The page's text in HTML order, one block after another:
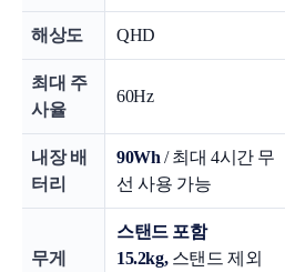
해상도 QHD
최대 주
사율
60Hz
내장 배
터리
90Wh / 최대 4시간 무
선 사용 가능
무게
스탠드 포함
15.2kg, 스탠드 제외